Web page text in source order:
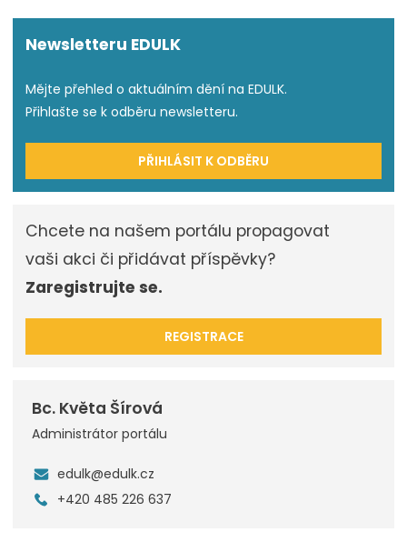
Newsletteru EDULK
Mějte přehled o aktuálním dění na EDULK.
Přihlašte se k odběru newsletteru.
PŘIHLÁSIT K ODBĚRU
Chcete na našem portálu propagovat
vaši akci či přidávat příspěvky?
Zaregistrujte se.
REGISTRACE
Bc. Květa Šírová
Administrátor portálu
edulk@edulk.cz
+420 485 226 637